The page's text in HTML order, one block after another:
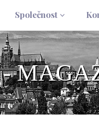
Společnost